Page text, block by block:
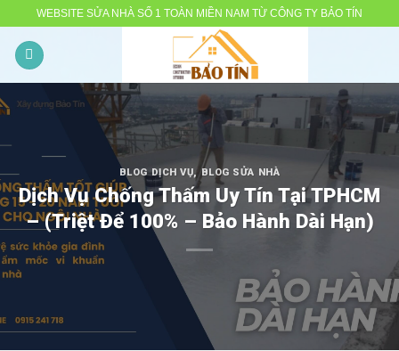
content
WEBSITE SỬA NHÀ SỐ 1 TOÀN MIỀN NAM TỪ CÔNG TY BẢO TÍN
BLOG DỊCH VỤ,BLOG SỬA NHÀ
Dịch Vụ Chống Thấm Uy Tín Tại TPHCM
– (Triệt Để 100% – Bảo Hành Dài Hạn)